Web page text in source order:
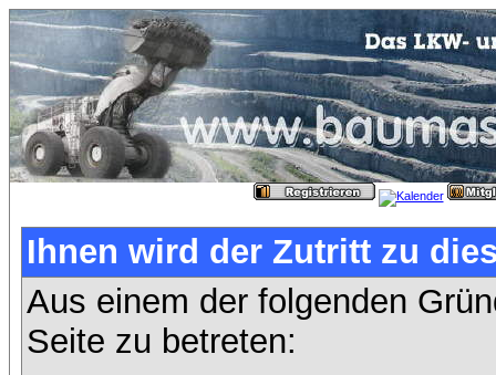
Ihnen wird der Zutritt zu
Aus einem der folgenden
Seite zu betreten: